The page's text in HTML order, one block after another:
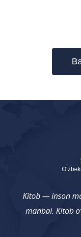
Kitob — inson
manbai. Kitob